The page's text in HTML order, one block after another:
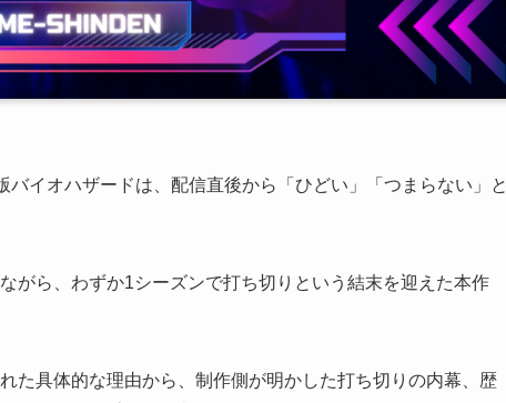
イオハザードは、配信直後から「ひどい」「つまらない」と
がら、わずか1シーズンで打ち切りという結末を迎えた本作
た具体的な理由から、制作側が明かした打ち切りの内幕、歴